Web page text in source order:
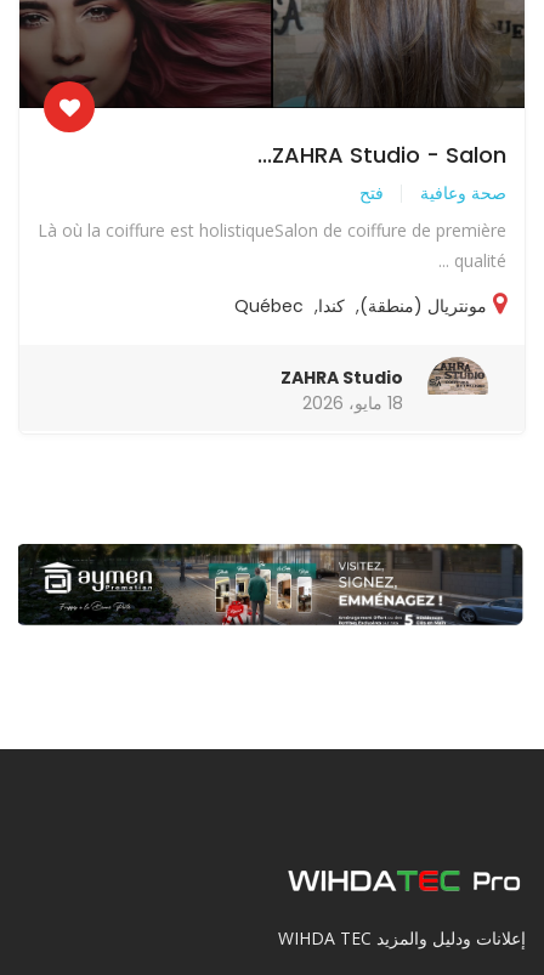
ZAHRA Studio - Salon...
صحة وعافية فتح
Là où la coiffure est holistiqueSalon de coiffure de première
qualité ...
مونتريال (منطقة), كندا,
Québec
ZAHRA Studio
18 مايو، 2026
إعلانات ودليل والمزيد WIHDA TEC